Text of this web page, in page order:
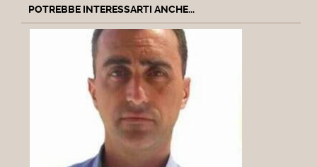
POTREBBE INTERESSARTI ANCHE...